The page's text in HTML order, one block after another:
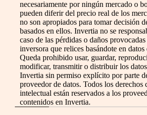
necesariamente por ningún mercado o
pueden diferir del precio real de los
no son apropiados para tomar decisión
basados en ellos. Invertia no se
caso de las pérdidas o daños
inversora que relices basándote en datos
Queda prohibido usar, guardar,
modificar, transmitir o distribuir los
Invertia sin permiso explícito por parte
proveedor de datos. Todos los derechos
intelectual están reservados a los
contenidos en Invertia.